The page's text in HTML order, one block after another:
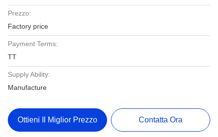
Prezzo:
Factory price
Payment Terms:
TT
Supply Ability:
Manufacture
Ottieni Il Miglior Prezzo Contatta Ora